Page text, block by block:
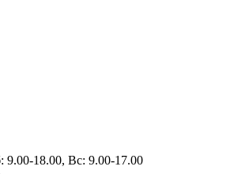
18.00, Вс: 9.00-17.00